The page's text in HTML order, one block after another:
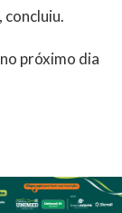
concluiu.
próximo dia